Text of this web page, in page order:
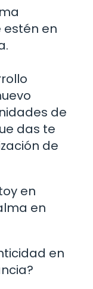
estén en
de
das te
de
en
en
en